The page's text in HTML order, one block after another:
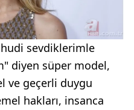
sevdiklerimle
diyen süper model,
ve geçerli duygu
hakları, insanca